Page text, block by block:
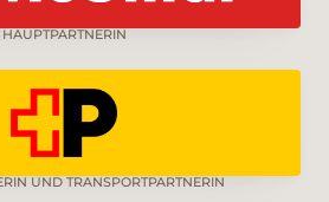
HAUPTPARTNERIN
UND TRANSPORTPARTNERIN